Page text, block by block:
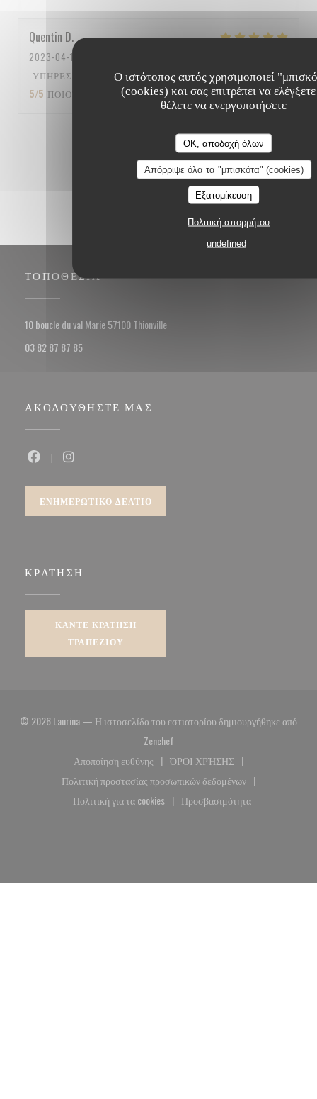
Ο ιστότοπος αυτός χρησιμοποιεί
(cookies) και σας επιτρέπει να ελέγξετε
θέλετε να ενεργοποιήσετε
OK, αποδοχή όλων
Απόρριψε όλα τα "μπισκότα" (cookies)
Εξατομίκευση
Πολιτική απορρήτου
undefined
Quentin D
2023-04-15
ΥΠΗΡΕΣΊΑ
ΑΤΜΌΣΦΑΙΡΑ: 5/5 ΜΕΝΟΎ:
5/5 ΠΟΙΌΤΗΤΑ / ΤΙΜΉ: 5/5
3
ΤΟΠΟΘΕΣΊΑ
10 boucle du val Marie 57100 Thionville((ανοίγει σε νέο παράθυρο))
03 82 87 87 85
ΑΚΟΛΟΥΘΉΣΤΕ ΜΑΣ
Facebook ((ανοίγει σε νέο παράθυρο))
ΕΝΗΜΕΡΩΤΙΚΌ ΔΕΛΤΊΟ
ΚΡΆΤΗΣΗ
ΚΆΝΤΕ ΚΡΆΤΗΣΗ
ΤΡΑΠΕΖΙΟΎ
© 2026 Laurina — Η ιστοσελίδα του εστιατορίου δημιουργήθηκε από
Zenchef((ανοίγει σε νέο παράθυρο))
Αποποίηση ευθύνης
((ανοίγει σε νέο παράθυρο))
ΌΡΟΙ ΧΡΉΣΗΣ
((ανοίγει σε νέο
Πολιτική προστασίας προσωπικών δεδομένων
((ανοίγει σε νέο παράθυρο))
Πολιτική για τα cookies
((ανοίγει σε νέο παράθυρο))
Προσβασιμότητα
((ανοίγει σε νέο